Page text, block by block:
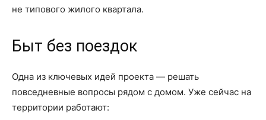
не типового жилого квартала.
Быт без поездок
Одна из ключевых идей проекта — решать
повседневные вопросы рядом с домом. Уже сейчас на
территории работают: